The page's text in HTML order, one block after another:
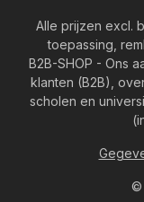
Alle prijzen excl.
toepassing,
B2B-SHOP - Ons
klanten (B2B),
scholen en
©